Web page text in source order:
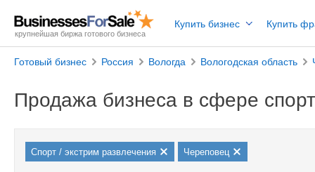
крупнейшая биржа готового бизнеса
Купить бизнес Купить
Готовый бизнес Россия Вологда Вологодская область
Продажа бизнеса в сфере
Спорт / экстрим развлечения Череповец